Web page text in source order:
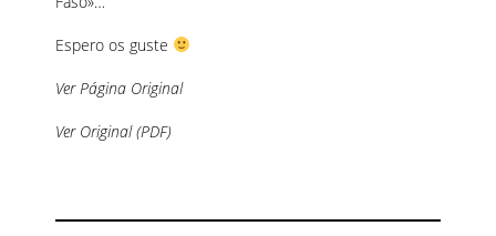
Espero os guste
Ver Página Original
Ver Original (PDF)